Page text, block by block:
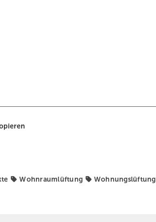
Wohnraumlüftung Wohnungslüftung